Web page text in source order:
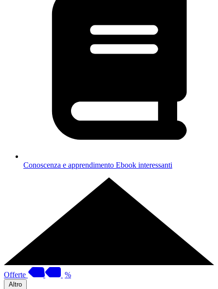
Conoscenza e apprendimento Ebook interessanti
Offerte %
Altro